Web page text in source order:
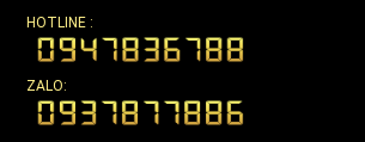
HOTLINE :
ZALO: